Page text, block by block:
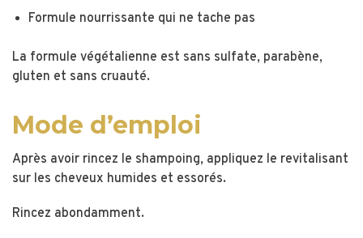
Formule nourrissante qui ne tache pas
La formule végétalienne est sans sulfate, parabène,
gluten et sans cruauté.
Mode d’emploi
Après avoir rincez le shampoing, appliquez le revitalisant
sur les cheveux humides et essorés.
Rincez abondamment.